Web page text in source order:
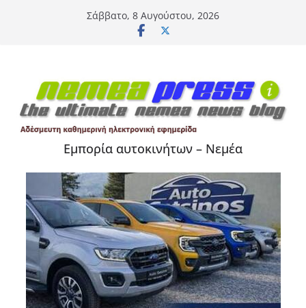
Σάββατο, 8 Αυγούστου, 2026
Εμπορία αυτοκινήτων – Νεμέα